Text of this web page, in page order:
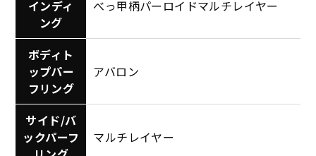
インディ
ング
べっ甲柄パーロイドマルチレイヤー
ボディト
ップパー
フリング
アバロン
サイド/バ
ックパーフ
マルチレイヤー